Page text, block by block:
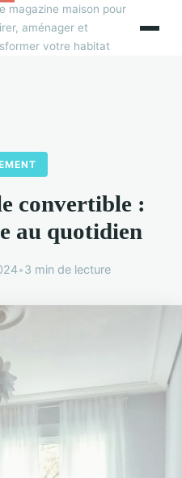
magazine maison pour
aménager et
votre habitat
convertible :
au quotidien
•3 min de lecture